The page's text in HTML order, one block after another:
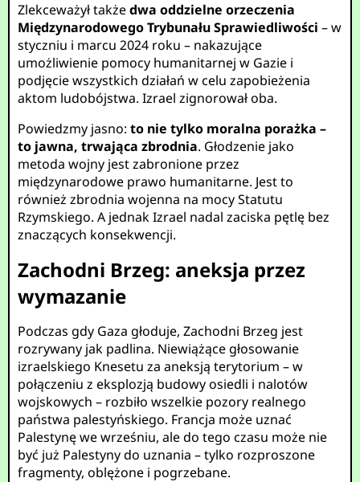
Zlekceważył takżedwa oddzielne orzeczenia
Międzynarodowego Trybunału Sprawiedliwości – w
styczniu i marcu 2024 roku – nakazujące
umożliwienie pomocy humanitarnej w Gazie i
podjęcie wszystkich działań w celu zapobieżenia
aktom ludobójstwa. Izrael zignorował oba.
Powiedzmy jasno:to nie tylko moralna porażka –
to jawna, trwająca zbrodnia. Głodzenie jako
metoda wojny jest zabronione przez
międzynarodowe prawo humanitarne. Jest to
również zbrodnia wojenna na mocy Statutu
Rzymskiego. A jednak Izrael nadal zaciska pętlę bez
znaczących konsekwencji.
Zachodni Brzeg: aneksja przez
wymazanie
Podczas gdy Gaza głoduje, Zachodni Brzeg jest
rozrywany jak padlina. Niewiążące głosowanie
izraelskiego Knesetu za aneksją terytorium – w
połączeniu z eksplozją budowy osiedli i nalotów
wojskowych – rozbiło wszelkie pozory realnego
państwa palestyńskiego. Francja może uznać
Palestynę we wrześniu, ale do tego czasu może nie
być już Palestyny do uznania – tylko rozproszone
fragmenty, oblężone i pogrzebane.